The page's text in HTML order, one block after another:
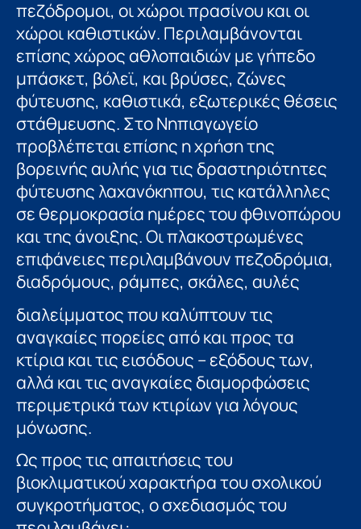
πεζόδρομοι, οι χώροι πρασίνου και οι
χώροι καθιστικών. Περιλαμβάνονται
επίσης χώρος αθλοπαιδιών με γήπεδο
μπάσκετ, βόλεϊ, και βρύσες, ζώνες
φύτευσης, καθιστικά, εξωτερικές θέσεις
στάθμευσης. Στο Νηπιαγωγείο
προβλέπεται επίσης η χρήση της
βορεινής αυλής για τις δραστηριότητες
φύτευσης λαχανόκηπου, τις κατάλληλες
σε θερμοκρασία ημέρες του φθινοπώρου
και της άνοιξης. Οι πλακοστρωμένες
επιφάνειες περιλαμβάνουν πεζοδρόμια,
διαδρόμους, ράμπες, σκάλες, αυλές
διαλείμματος που καλύπτουν τις
αναγκαίες πορείες από και προς τα
κτίρια και τις εισόδους – εξόδους των,
αλλά και τις αναγκαίες διαμορφώσεις
περιμετρικά των κτιρίων για λόγους
μόνωσης.
Ως προς τις απαιτήσεις του
βιοκλιματικού χαρακτήρα του σχολικού
συγκροτήματος, ο σχεδιασμός του